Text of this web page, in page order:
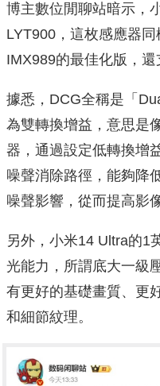
博主數位閒聊站暗示，
LYT900，這枚感應器
IMX989的最佳化版，還
據悉，DCG全稱是「
為雙轉換增益，意思是
器，通過設定低轉換增
噪聲消除路徑，能夠降
噪聲影響，從而提高影
另外，小米14 Ultra的1
光能力，所謂底大一級
有更好的基礎畫質、更
和細節紋理。